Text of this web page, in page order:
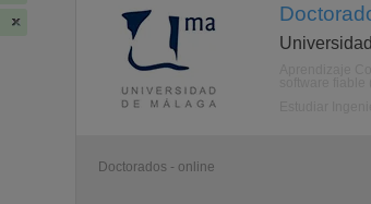
Doctorados - online